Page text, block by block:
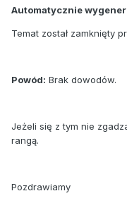
Automatycznie
Temat został zamknięty
Powód: Brak dowodów.
Jeżeli się z tym nie
rangą.
Pozdrawiamy